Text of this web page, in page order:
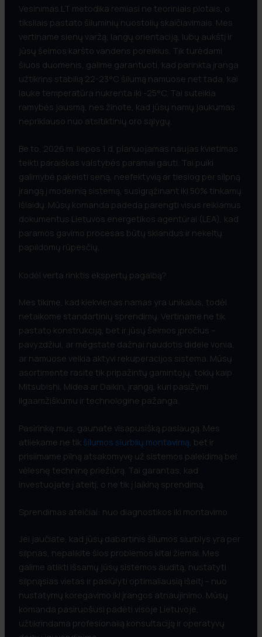
Vesinimas.LT metodika remiasi ne teoriniais plotais, o
tiksliais pastato šiluminių nuostolių skaičiavimais. Mes
vertiname sienų varžą, langų orientaciją, lubų aukštį ir
jūsų šeimos karšto vandens poreikius. Tik turėdami
šiuos duomenis, galime garantuoti, kad parinkta įranga
užtikrins stabilią 22-23°C šilumą namuose net tada, kai
lauke temperatūra nukrenta iki -25°C. Tai suteikia
ramybės jausmą, nes žinote, kad jūsų namų jaukumas
nepriklauso nuo atsitiktinių oro sąlygų.
Be to, 2026 m. liepos 1 d. planuojamas naujas kvietimas
teikti paraiškas valstybės paramai gauti. Tai puiki
galimybė pakeisti seną, neefektyvią ar tiesiog per silpną
įrangą į modernią sistemą, susigrąžinant iki 50% tinkamų
išlaidų. Mūsų komanda padeda parengti visus reikiamus
dokumentus Lietuvos energetikos agentūrai (LEA), kad
paramos gavimo procesas būtų sklandus ir nekeltų
papildomų rūpesčių.
Kodėl verta rinktis ekspertų pagalbą?
Mes tikime, kad kiekvienas namas yra unikalus, todėl
netaikome standartinių sprendimų. Vertiname ne tik
pastato konstrukciją, bet ir jūsų šeimos įpročius –
pavyzdžiui, ar mėgstate dažnai naudotis didele vonia,
ar namuose veikia aktyvi rekuperacijos sistema. Mūsų
asortimente rasite tik pripažintų gamintojų, tokių kaip
Mitsubishi, Midea ar Daikin, įrangą, kuri pasižymi
ilgaamžiškumu ir technologine pažanga.
Pasirinkę mus, gaunate visapusišką paslaugą. Mes
atliekame ne tik šilumos siurblių montavimą, bet ir
prisiimame pilną atsakomyvę už sistemos paleidimą bei
vėlesnę techninę priežiūrą. Tai garantas, kad
investuojate į ateitį, o ne tik į laikiną sprendimą.
Sprendimas ateičiai: nuo diagnostikos iki montavimo
Jei jaučiate, kad jūsų dabartinis šilumos siurblys yra per
silpnas, nepalikite šios problemos kitai žiemai. Mes
galime atlikti išsamų jūsų sistemos auditą, nustatyti
silpnąsias vietas ir pasiūlyti optimaliausią išeitį – nuo
nustatymų koregavimo iki įrangos atnaujinimo. Mūsų
komanda pasiruošusi padėti visoje Lietuvoje,
užtikrindama profesionalią konsultaciją ir operatyvų